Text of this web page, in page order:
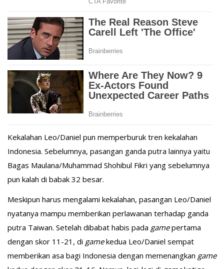
Kekalahan Leo/Daniel pun memperburuk tren kekalahan
Indonesia. Sebelumnya, pasangan ganda putra lainnya yaitu
Bagas Maulana/Muhammad Shohibul Fikri yang sebelumnya
pun kalah di babak 32 besar.
Meskipun harus mengalami kekalahan, pasangan Leo/Daniel
nyatanya mampu memberikan perlawanan terhadap ganda
putra Taiwan. Setelah dibabat habis pada gamepertama
dengan skor 11-21, di gamekedua Leo/Daniel sempat
memberikan asa bagi Indonesia dengan memenangkan game